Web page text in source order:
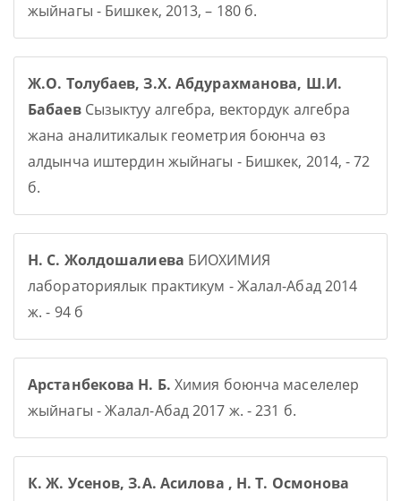
жыйнагы - Бишкек, 2013, – 180 б.
Ж.О. Толубаев, З.Х. Абдурахманова, Ш.И.
БабаевСызыктуу алгебра, вектордук алгебра
жана аналитикалык геометрия боюнча өз
алдынча иштердин жыйнагы - Бишкек, 2014, - 72
б.
Н. С. Жолдошалиева БИОХИМИЯ
лабораториялык практикум - Жалал-Абад 2014
ж. - 94 б
Арстанбекова Н. Б. Химия боюнча маселелер
жыйнагы - Жалал-Абад 2017 ж. - 231 б.
К. Ж. Усенов, З.А. Асилова , Н. Т. Осмонова